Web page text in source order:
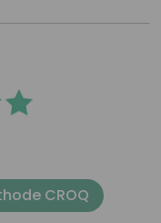
CROQ